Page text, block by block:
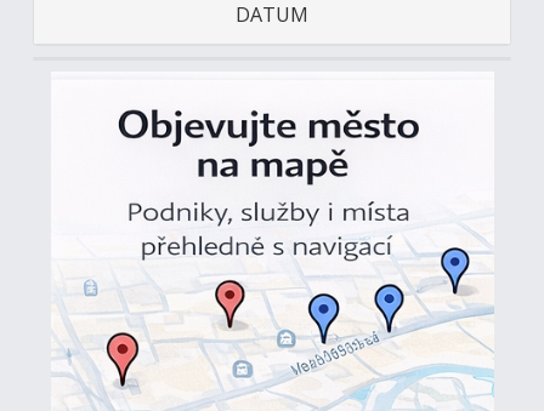
DATUM